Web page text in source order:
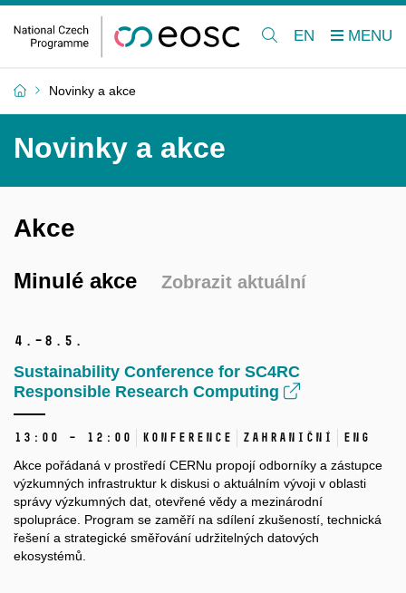
EN
Novinky a akce
Novinky a akce
Akce
Minulé akce Zobrazit aktuální
4.–8. 5.
Sustainability Conference for SC4RC
Responsible Research Computing
13:00 – 12:00 Konference Zahraniční ENG
Akce pořádaná v prostředí CERNu propojí odborníky a zástupce
výzkumných infrastruktur k diskusi o aktuálním vývoji v oblasti
správy výzkumných dat, otevřené vědy a mezinárodní
spolupráce. Program se zaměří na sdílení zkušeností, technická
řešení a strategické směřování udržitelných datových
ekosystémů.